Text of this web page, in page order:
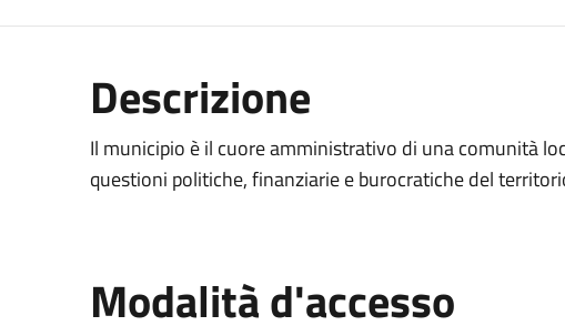
Descrizione
Il municipio è il cuore amministrativo di una comunità
questioni politiche, finanziarie e burocratiche del
Modalità d'accesso